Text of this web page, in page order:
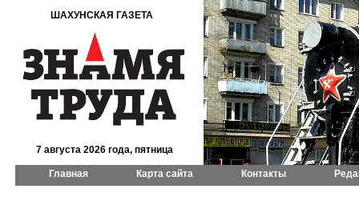
ШАХУНСКАЯ ГАЗЕТА
7 августа 2026 года, пятница
Главная Карта сайта Контакты